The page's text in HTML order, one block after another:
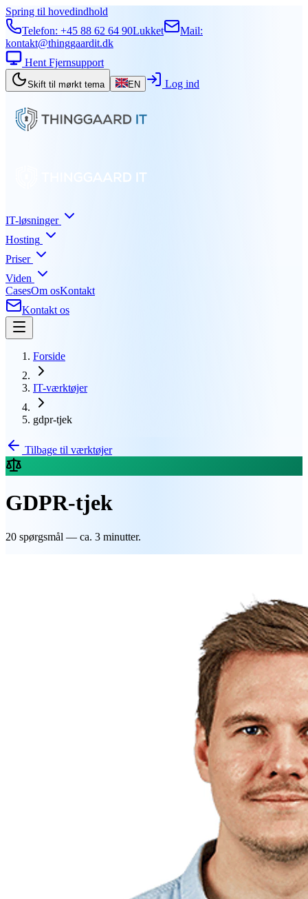
Spring til hovedindhold
Telefon: +45 88 62 64 90Lukket
Mail:
kontakt@thinggaardit.dk
Hent Fjernsupport
Skift til mørkt tema EN Log ind
IT-løsninger
Hosting
Priser
Viden
CasesOm osKontakt
Kontakt os
Forside
IT-værktøjer
gdpr-tjek
Tilbage til værktøjer
GDPR-tjek
20 spørgsmål — ca. 3 minutter.